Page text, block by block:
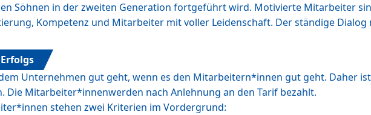
Söhnen in der zweiten Generation fortgeführt wird. Motivierte Mitarbeiter
Kompetenz und Mitarbeiter mit voller Leidenschaft. Der ständige
Unternehmen gut geht, wenn es den Mitarbeitern*innen gut geht. Daher
Die Mitarbeiter*innenwerden nach Anlehnung an den Tarif bezahlt.
stehen zwei Kriterien im Vordergrund: